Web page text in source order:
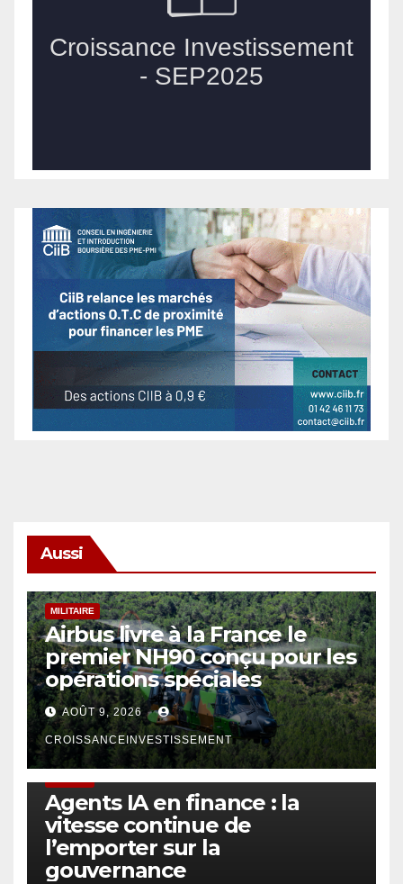
Aussi
MILITAIRE
Airbus livre à la France le
premier NH90 conçu pour les
opérations spéciales
AOÛT 9, 2026
CROISSANCEINVESTISSEMENT
Agents IA en finance : la
vitesse continue de
l’emporter sur la
gouvernance